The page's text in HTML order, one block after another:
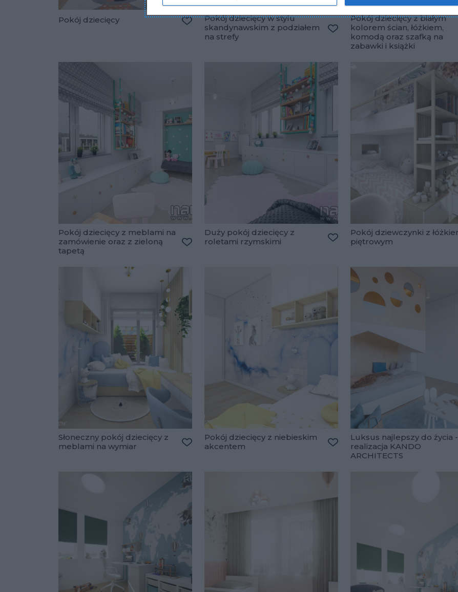
Pokój dziecięcy
Dodaj do ulubionych
Pokój dziecięcy w stylu
skandynawskim z podziałem
na strefy
Dodaj do ulubionych
Pokój dziecięcy z białym
kolorem ścian, łóżkiem,
komodą oraz szafką na
zabawki i książki
Pokój dziecięcy z meblami na
zamówienie oraz z zieloną
tapetą
Duży pokój dziecięcy z
roletami rzymskimi
Dodaj do ulubionych
Pokój dziewczynki z
piętrowym
Słoneczny pokój dziecięcy z
meblami na wymiar
Pokój dziecięcy z niebieskim
akcentem
Dodaj do ulubionych
Luksus najlepszy do życia -
realizacja KANDO
ARCHITECTS